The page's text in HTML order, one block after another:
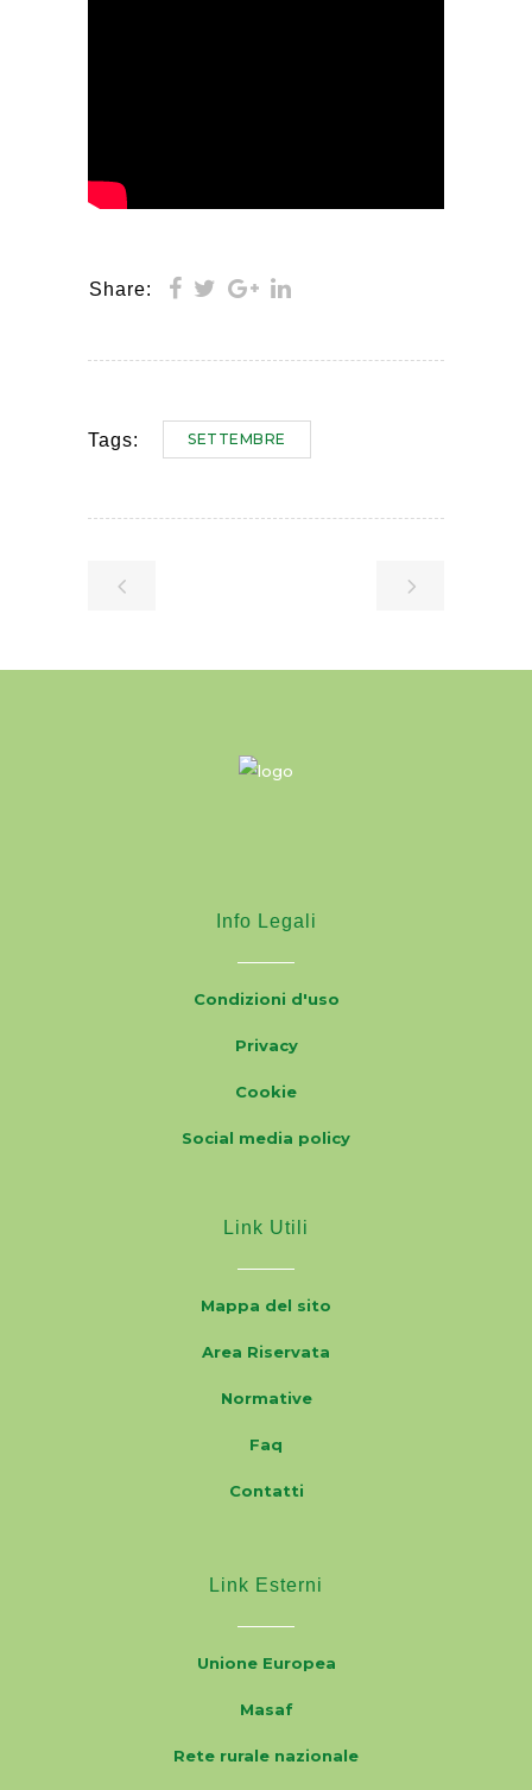
Share:
Tags: SETTEMBRE
Info Legali
Condizioni d'uso
Privacy
Cookie
Social media policy
Link Utili
Mappa del sito
Area Riservata
Normative
Faq
Contatti
Link Esterni
Unione Europea
Masaf
Rete rurale nazionale